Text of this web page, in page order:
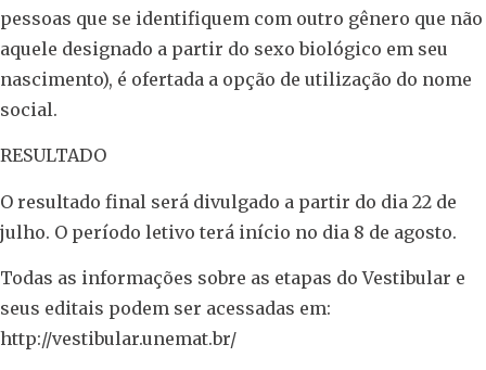
pessoas que se identifiquem com outro gênero que não
aquele designado a partir do sexo biológico em seu
nascimento), é ofertada a opção de utilização do nome
social.
RESULTADO
O resultado final será divulgado a partir do dia 22 de
julho. O período letivo terá início no dia 8 de agosto.
Todas as informações sobre as etapas do Vestibular e
seus editais podem ser acessadas em:
http://vestibular.unemat.br/